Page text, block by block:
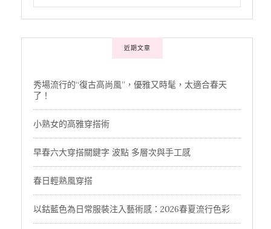
近期文章
秀場流行的“復古高尚風”，優雅又時髦，太適合春天
了！
小熟女的高雅穿搭術
早春六大穿搭關鍵字 波點 多層次與手工感
春日輕熟風穿搭
以鈷藍色為日常服裝注入藝術感：2026春夏流行色彩